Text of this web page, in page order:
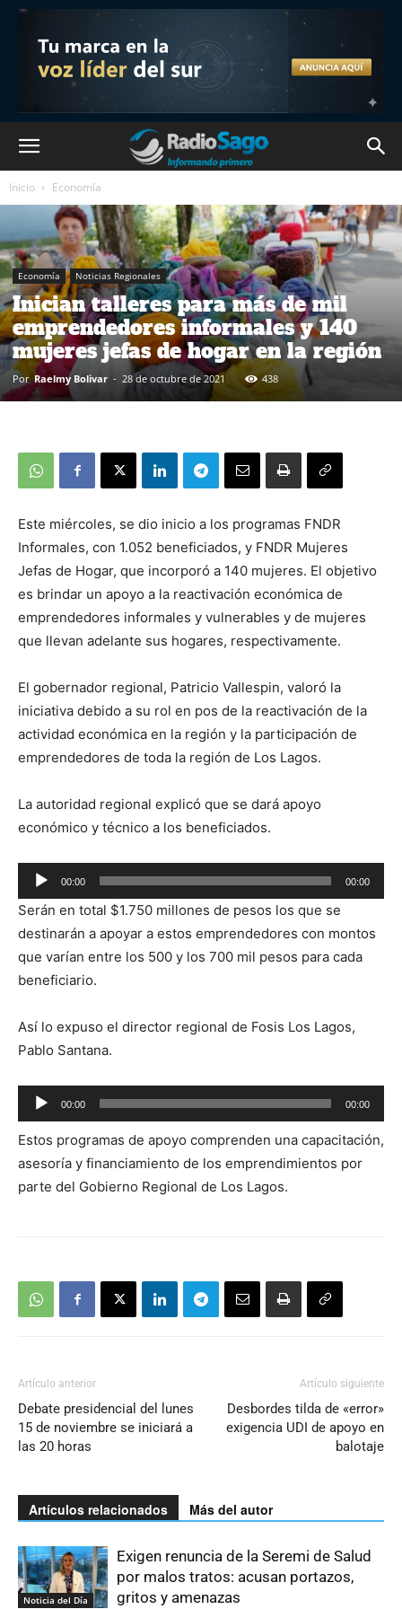
Inicio Economía
Economía Noticias Regionales
Inician talleres para más de mil
emprendedores informales y 140
mujeres jefas de hogar en la región
Por Raelmy Bolivar - 28 de octubre de 2021 438
Este miércoles, se dio inicio a los programas FNDR
Informales, con 1.052 beneficiados, y FNDR Mujeres
Jefas de Hogar, que incorporó a 140 mujeres. El objetivo
es brindar un apoyo a la reactivación económica de
emprendedores informales y vulnerables y de mujeres
que llevan adelante sus hogares, respectivamente.
El gobernador regional, Patricio Vallespin, valoró la
iniciativa debido a su rol en pos de la reactivación de la
actividad económica en la región y la participación de
emprendedores de toda la región de Los Lagos.
La autoridad regional explicó que se dará apoyo
económico y técnico a los beneficiados.
Reproductor
de
audio
00:00 00:00
Serán en total $1.750 millones de pesos los que se
destinarán a apoyar a estos emprendedores con montos
que varían entre los 500 y los 700 mil pesos para cada
beneficiario.
Así lo expuso el director regional de Fosis Los Lagos,
Pablo Santana.
Reproductor
de
audio
00:00 00:00
Estos programas de apoyo comprenden una capacitación,
asesoría y financiamiento de los emprendimientos por
parte del Gobierno Regional de Los Lagos.
Artículo anterior
Debate presidencial del lunes
15 de noviembre se iniciará a
las 20 horas
Artículo siguiente
Desbordes tilda de «error»
exigencia UDI de apoyo en
balotaje
Artículos relacionados Más del autor
Noticia del Día
Exigen renuncia de la Seremi de Salud
por malos tratos: acusan portazos,
gritos y amenazas